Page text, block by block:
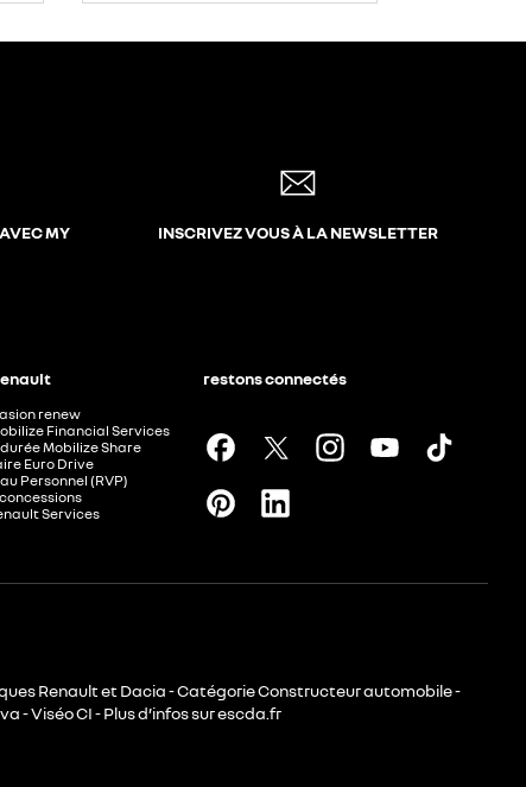
MY
INSCRIVEZ VOUS À LA NEWSLETTER
renew
Financial Services
Mobilize Share
Euro Drive
Personnel (RVP)
Services
restons connectés
Renault et Dacia - Catégorie Constructeur automobile -
- Viséo CI - Plus d’infos sur escda.fr